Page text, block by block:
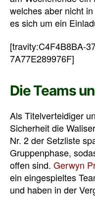
welches aber nicht
es sich um ein
[travity:C4F4B8BA-
7A77E289976F]
Die Teams
Als Titelverteidiger
Sicherheit die
Nr. 2 der Setzliste
Gruppenphase,
offen sind. Gerwyn
ein eingespieltes
und haben in der